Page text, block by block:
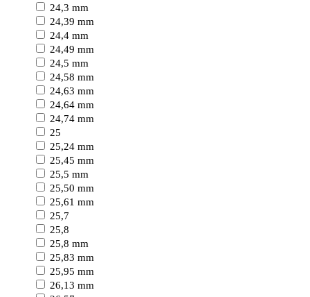
24,3 mm
24,39 mm
24,4 mm
24,49 mm
24,5 mm
24,58 mm
24,63 mm
24,64 mm
24,74 mm
25
25,24 mm
25,45 mm
25,5 mm
25,50 mm
25,61 mm
25,7
25,8
25,8 mm
25,83 mm
25,95 mm
26,13 mm